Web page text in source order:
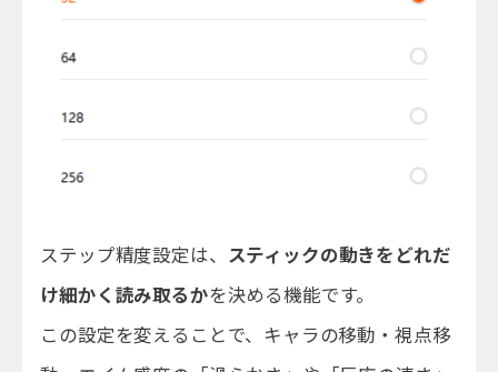
ステップ精度設定は、 スティックの動きをどれだ
け細かく読み取るかを決める機能です。
この設定を変えることで、キャラの移動・視点移